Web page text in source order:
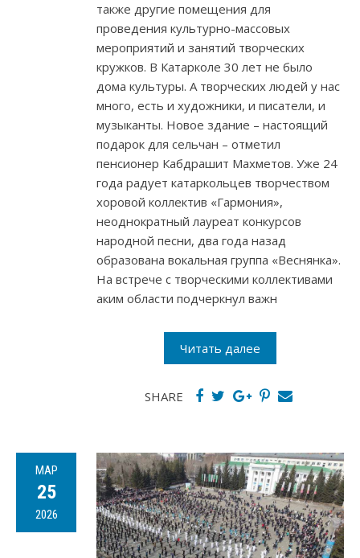
также другие помещения для
проведения культурно-массовых
мероприятий и занятий творческих
кружков. В Катарколе 30 лет не было
дома культуры. А творческих людей у нас
много, есть и художники, и писатели, и
музыканты. Новое здание – настоящий
подарок для сельчан – отметил
пенсионер Кабдрашит Махметов. Уже 24
года радует катаркольцев творчеством
хоровой коллектив «Гармония»,
неоднократный лауреат конкурсов
народной песни, два года назад
образована вокальная группа «Веснянка».
На встрече с творческими коллективами
аким области подчеркнул важн
Читать далее
SHARE
МАР
25
2026